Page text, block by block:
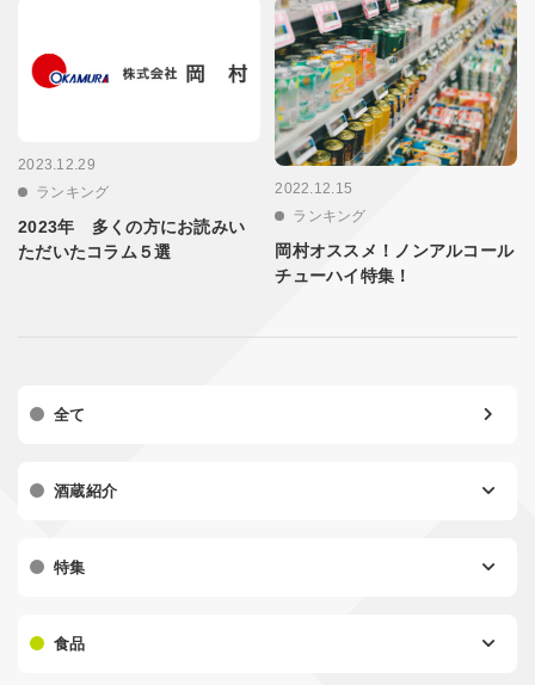
2023.12.29
ランキング
2023年 多くの方にお読みい
ただいたコラム５選
2022.12.15
ランキング
岡村オススメ！ノンアルコール
チューハイ特集！
全て
酒蔵紹介
特集
食品